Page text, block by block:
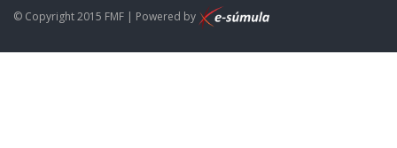
© Copyright 2015 FMF | Powered by